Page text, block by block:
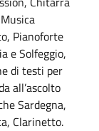
Pianoforte
e Solfeggio,
di testi per
all’ascolto
Sardegna,
Clarinetto.